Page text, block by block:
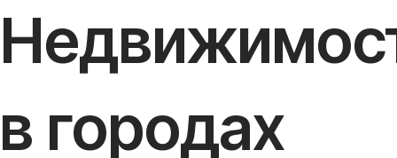
в городах